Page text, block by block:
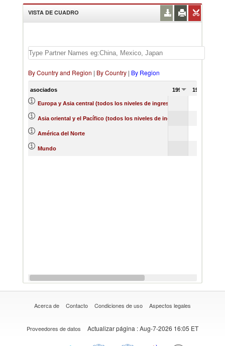
VISTA DE CUADRO
By Country and Region | By Country | By Region
asociados 1992 1993
Europa y Asia central (todos los niveles de ingreso)
Asia oriental y el Pacífico (todos los niveles de ingreso)
América del Norte
Mundo
Acerca de Contacto Condiciones de uso Aspectos legales
Proveedores de datos Actualizar página : Aug-7-2026 16:05 ET